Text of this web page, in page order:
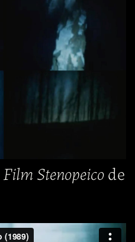
Film Stenopeicode